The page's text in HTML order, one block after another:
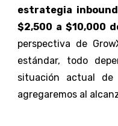
estrategia
$2,500 a $10,000
perspectiva de
estándar, todo
situación actual
agregaremos al